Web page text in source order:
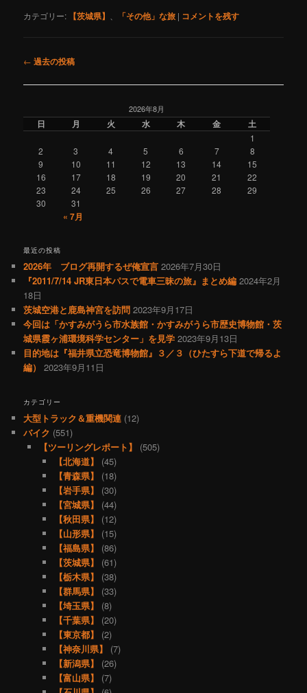
カテゴリー: 【茨城県】 、 「その他」な旅 | コメントを残す
投
ナ
ゲ
ー
← 過去の投稿
2026年8月
日 月 火 水 木 金 土
1
2
3 4 5 6 7
8
9
10 11 12 13 14
15
16
17 18 19 20 21
22
23
24 25 26 27 28
29
30
31
« 7月
最近の投稿
2026年 ブログ再開するぜ俺宣言 2026年7月30日
『2011/7/14 JR東日本パスで電車三昧の旅』まとめ編 2024年2月
18日
茨城空港と鹿島神宮を訪問 2023年9月17日
今回は「かすみがうら市水族館・かすみがうら市歴史博物館・茨
城県霞ヶ浦環境科学センター」を見学 2023年9月13日
目的地は『福井県立恐竜博物館』３／３（ひたすら下道で帰るよ
編）
2023年9月11日
カテゴリー
大型トラック＆重機関連 (12)
バイク (551)
【ツーリングレポート】
(505)
【北海道】
(45)
【青森県】
(18)
【岩手県】
(30)
【宮城県】
(44)
【秋田県】
(12)
【山形県】
(15)
【福島県】
(86)
【茨城県】
(61)
【栃木県】
(38)
【群馬県】
(33)
【埼玉県】
(8)
【千葉県】
(20)
【東京都】
(2)
【神奈川県】
(7)
【新潟県】
(26)
【富山県】
(7)